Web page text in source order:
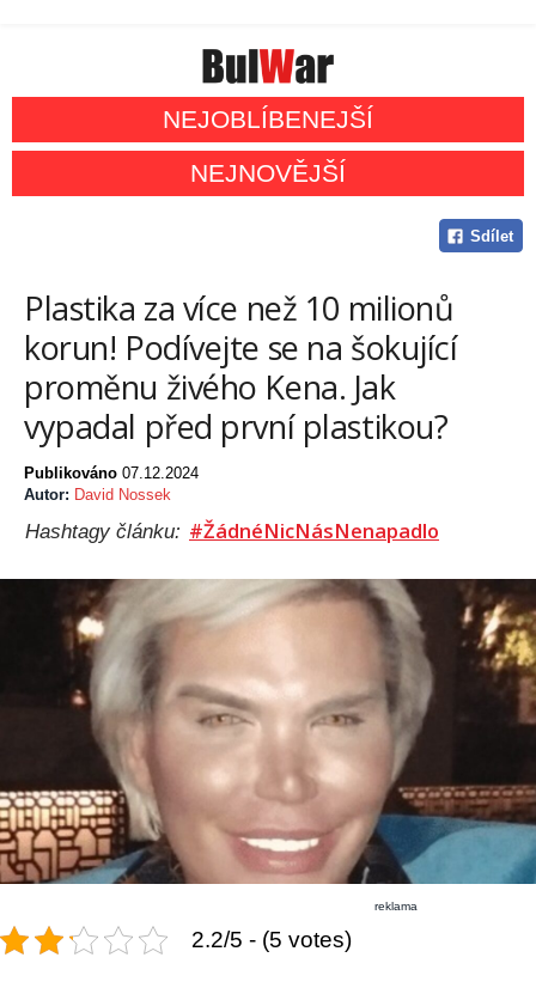
NEJOBLÍBENEJŠÍ
NEJNOVĚJŠÍ
Sdílet
Plastika za více než 10 milionů
korun! Podívejte se na šokující
proměnu živého Kena. Jak
vypadal před první plastikou?
Publikováno 07.12.2024
Autor: David Nossek
Hashtagy článku: #ŽádnéNicNásNenapadlo
reklama
2.2/5 - (5 votes)